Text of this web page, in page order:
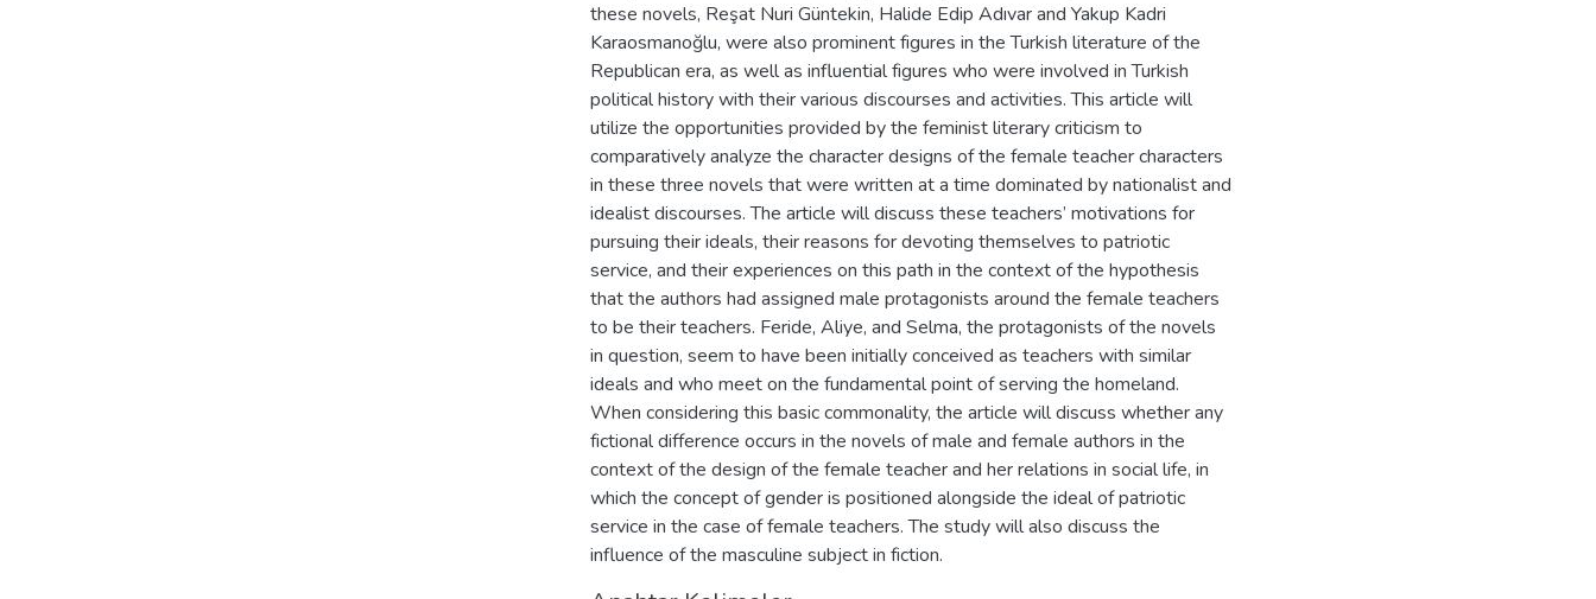
these novels, Reşat Nuri Güntekin, Halide Edip Adıvar and Yakup Kadri
Karaosmanoğlu, were also prominent figures in the Turkish literature of the
Republican era, as well as influential figures who were involved in Turkish
political history with their various discourses and activities. This article will
utilize the opportunities provided by the feminist literary criticism to
comparatively analyze the character designs of the female teacher characters
in these three novels that were written at a time dominated by nationalist and
idealist discourses. The article will discuss these teachers’ motivations for
pursuing their ideals, their reasons for devoting themselves to patriotic
service, and their experiences on this path in the context of the hypothesis
that the authors had assigned male protagonists around the female teachers
to be their teachers. Feride, Aliye, and Selma, the protagonists of the novels
in question, seem to have been initially conceived as teachers with similar
ideals and who meet on the fundamental point of serving the homeland.
When considering this basic commonality, the article will discuss whether any
fictional difference occurs in the novels of male and female authors in the
context of the design of the female teacher and her relations in social life, in
which the concept of gender is positioned alongside the ideal of patriotic
service in the case of female teachers. The study will also discuss the
influence of the masculine subject in fiction.